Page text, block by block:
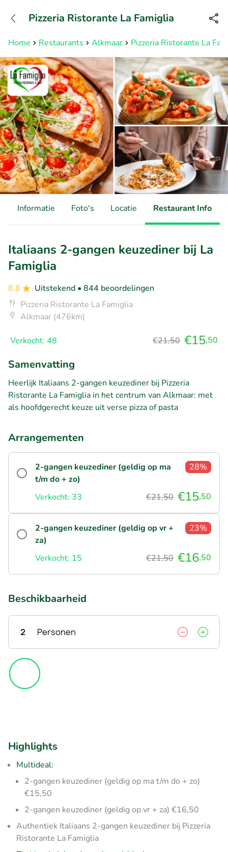
Bereikbaar tot 23:00 uur
Home Restaurants Alkmaar Pizzeria Ristorante La
Pizzeria Ristorante La Famiglia
Informatie Foto's Locatie Restaurant Info
Italiaans 2-gangen keuzediner bij La
Famiglia
8.8 Uitstekend • 844 beoordelingen
Pizzeria Ristorante La Famiglia
Alkmaar (476km)
Verkocht: 48 €21,50 €15,50
Samenvatting
Heerlijk Italiaans 2-gangen keuzediner bij Pizzeria
Ristorante La Famiglia in het centrum van Alkmaar: met
als hoofdgerecht keuze uit verse pizza of pasta
Arrangementen
2-gangen keuzediner (geldig op ma
t/m do + zo)
28%
Verkocht: 33 €21,50 €15,50
2-gangen keuzediner (geldig op vr +
za)
23%
Verkocht: 15 €21,50 €16,50
Beschikbaarheid
2 Personen
Highlights
Multideal:
2-gangen keuzediner (geldig op ma t/m do + zo)
€15,50
2-gangen keuzediner (geldig op vr + za) €16,50
Authentiek Italiaans 2-gangen keuzediner bij Pizzeria
Ristorante La Famiglia